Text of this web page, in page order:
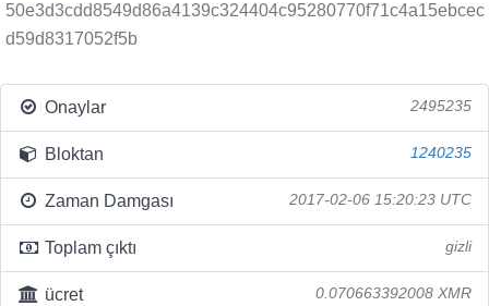
50e3d3cdd8549d86a4139c324404c95280770f71c4a15ebcec
d59d8317052f5b
Onaylar 2495235
Bloktan 1240235
Zaman Damgası 2017-02-06 15:20:23 UTC
Toplam çıktı gizli
ücret 0.070663392008 XMR